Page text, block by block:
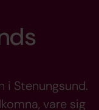
i Stenungsund.
vare sig